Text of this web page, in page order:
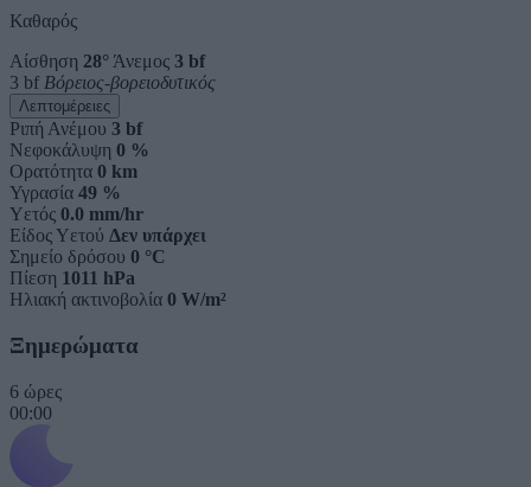
Καθαρός
Αίσθηση 28°Άνεμος 3 bf
3 bf Βόρειος-βορειοδυτικός
Λεπτομέρειες
Ριπή Ανέμου 3 bf
Νεφοκάλυψη 0 %
Ορατότητα 0 km
Υγρασία 49 %
Υετός 0.0 mm/hr
Είδος Υετού Δεν υπάρχει
Σημείο δρόσου 0 °C
Πίεση 1011 hPa
Ηλιακή ακτινοβολία 0 W/m²
Ξημερώματα
6 ώρες
00:00